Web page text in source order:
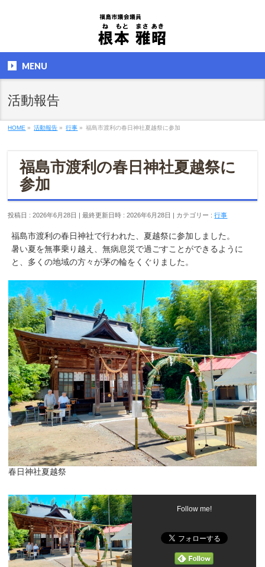
MENU
活動報告
HOME » 活動報告 » 行事 » 福島市渡利の春日神社夏越祭に参加
福島市渡利の春日神社夏越祭に
参加
投稿日 : 2026年6月28日 最終更新日時 : 2026年6月28日 カテゴリー :行事
福島市渡利の春日神社で行われた、夏越祭に参加しました。
暑い夏を無事乗り越え、無病息災で過ごすことができるように
と、多くの地域の方々が茅の輪をくぐりました。
春日神社夏越祭
Follow me!